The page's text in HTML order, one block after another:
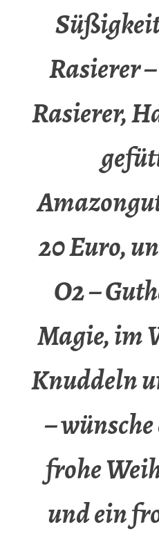
Rasierer
Rasierer,
20 Euro,
O2 –
Magie, im
Knuddeln
–
frohe
und ein